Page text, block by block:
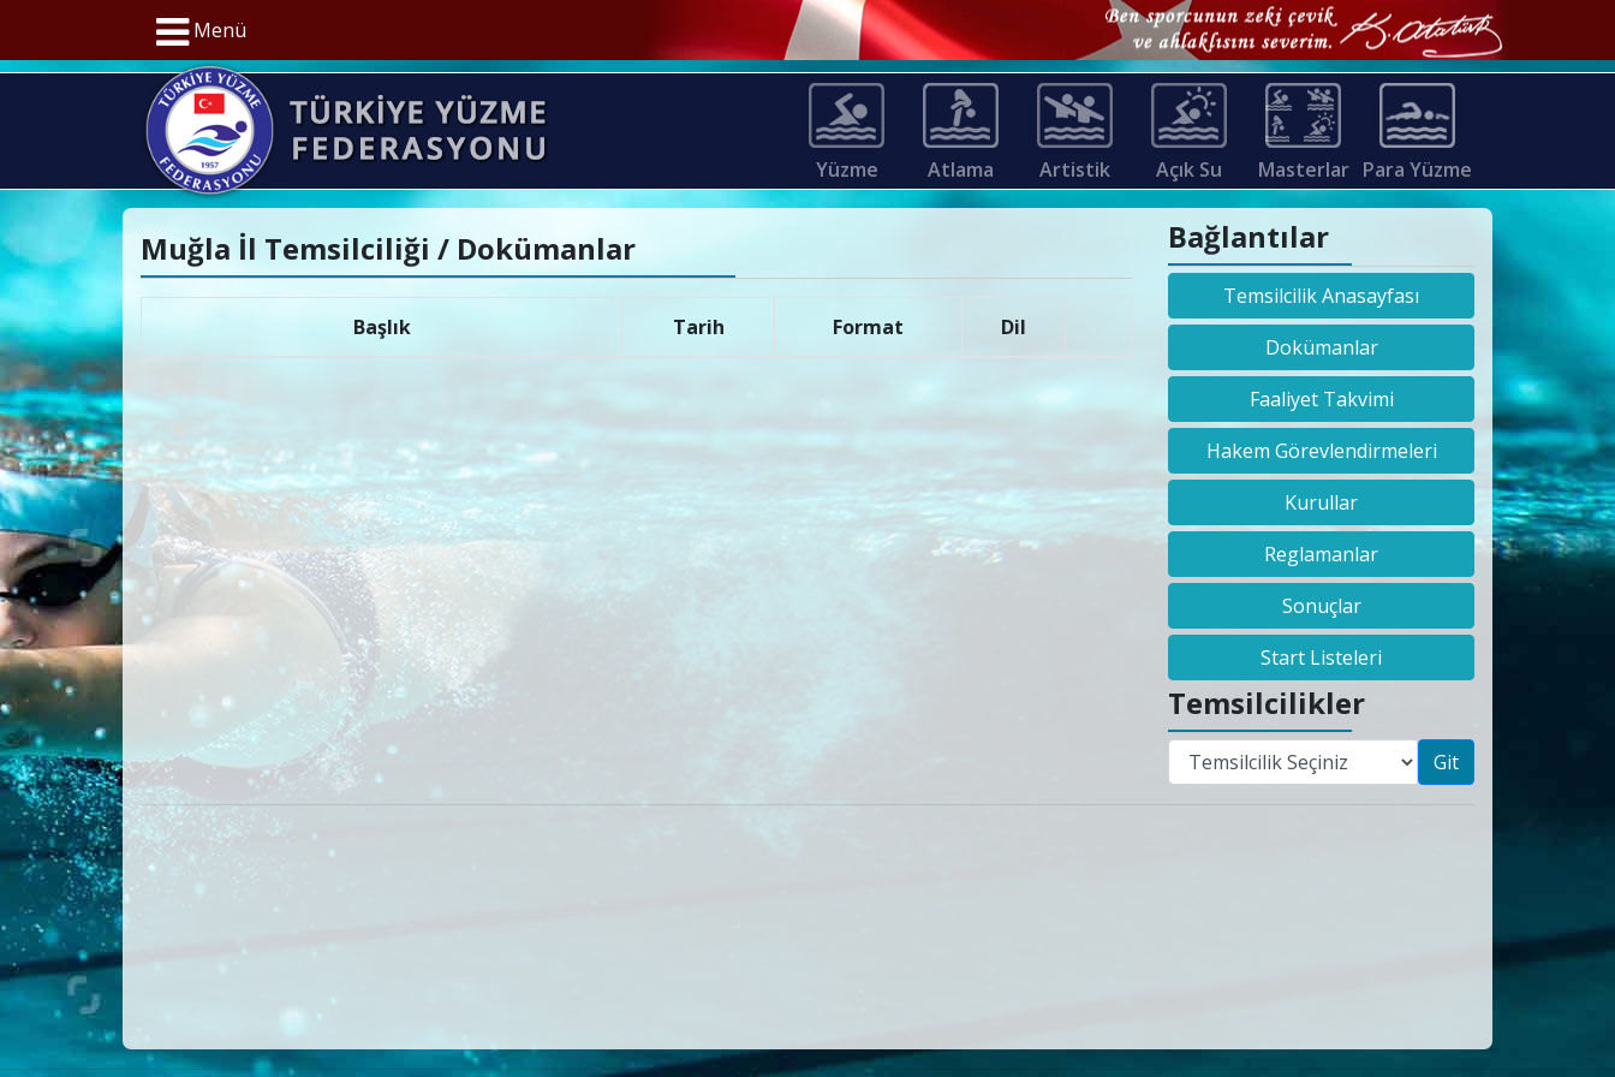
Menü
Yüzme Atlama Artistik Açık Su Masterlar Para Yüzme
Muğla İl Temsilciliği / Dokümanlar
Başlık Tarih Format Dil
Bağlantılar
Temsilcilik Anasayfası
Dokümanlar
Faaliyet Takvimi
Hakem Görevlendirmeleri
Kurullar
Reglamanlar
Sonuçlar
Start Listeleri
Temsilcilikler
Git